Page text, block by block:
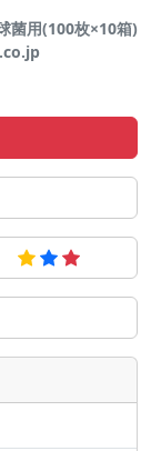
菌用(100枚×10箱)